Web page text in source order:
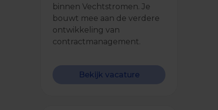
binnen Vechtstromen. Je
bouwt mee aan de verdere
ontwikkeling van
contractmanagement.
Bekijk vacature